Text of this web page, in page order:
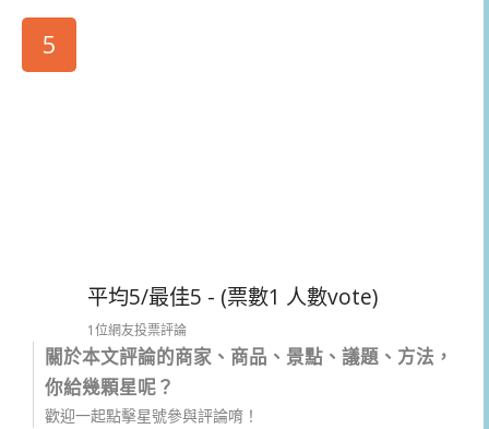
5
平均5/最佳5 - (票數1 人數vote)
1位網友投票評論
關於本文評論的商家、商品、景點、議題、方法，
你給幾顆星呢？
歡迎一起點擊星號參與評論唷！